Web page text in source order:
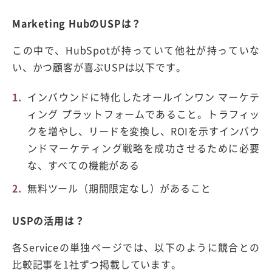
Marketing HubのUSPは？
この中で、HubSpotが持っていて他社が持っていな
い、かつ顧客が喜ぶUSPは以下です。
インバウンドに特化したオールインワン マーケテ
ィング プラットフォームであること。トラフィッ
クを増やし、リードを変換し、ROIを示すインバウ
ンドマーケティング戦略を成功させるために必要
な、すべての機能がある
無料ツール（期間限定なし）があること
USPの活用は？
各Serviceの単独ページでは、以下のように競合との
比較記事を1社ずつ掲載しています。